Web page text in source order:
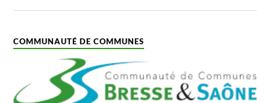
COMMUNAUTÉ DE COMMUNES